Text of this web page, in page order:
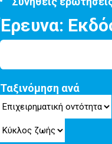
Έρευνα:
Ταξινόμηση ανά